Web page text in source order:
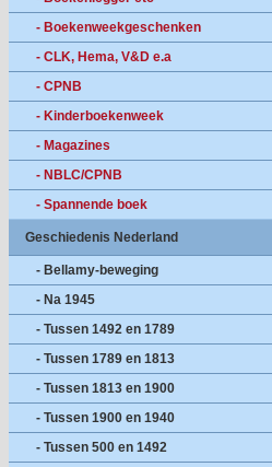
- Boekenweekgeschenken
- CLK, Hema, V&D e.a
- CPNB
- Kinderboekenweek
- Magazines
- NBLC/CPNB
- Spannende boek
Geschiedenis Nederland
- Bellamy-beweging
- Na 1945
- Tussen 1492 en 1789
- Tussen 1789 en 1813
- Tussen 1813 en 1900
- Tussen 1900 en 1940
- Tussen 500 en 1492